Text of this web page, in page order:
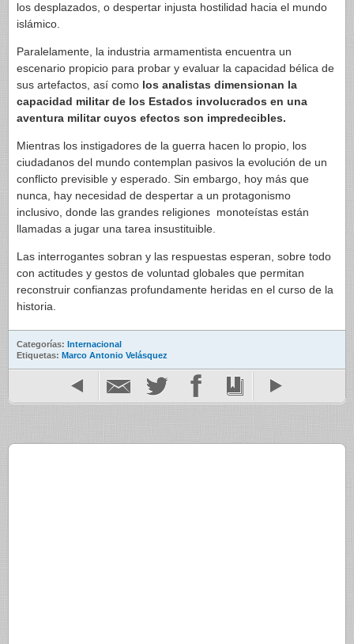
los desplazados, o despertar injusta hostilidad hacia el mundo
islámico.
Paralelamente, la industria armamentista encuentra un
escenario propicio para probar y evaluar la capacidad bélica de
sus artefactos, así como los analistas dimensionan la
capacidad militar de los Estados involucrados en una
aventura militar cuyos efectos son impredecibles.
Mientras los instigadores de la guerra hacen lo propio, los
ciudadanos del mundo contemplan pasivos la evolución de un
conflicto previsible y esperado. Sin embargo, hoy más que
nunca, hay necesidad de despertar a un protagonismo
inclusivo, donde las grandes religiones monoteístas están
llamadas a jugar una tarea insustituible.
Las interrogantes sobran y las respuestas esperan, sobre todo
con actitudes y gestos de voluntad globales que permitan
reconstruir confianzas profundamente heridas en el curso de la
historia.
Categorías: Internacional
Etiquetas: Marco Antonio Velásquez